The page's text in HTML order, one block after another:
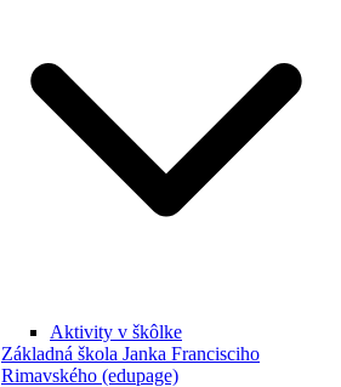
Aktivity v škôlke
Základná škola Janka Francisciho
Rimavského (edupage)